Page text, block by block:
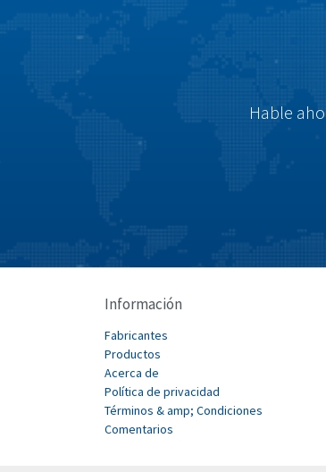
Hable
Información
Fabricantes
Productos
Acerca de
Política de privacidad
Términos & amp; Condiciones
Comentarios